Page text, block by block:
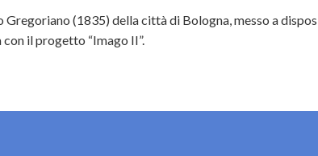
(1835) della città di Bologna, messo a
il progetto “Imago II”.